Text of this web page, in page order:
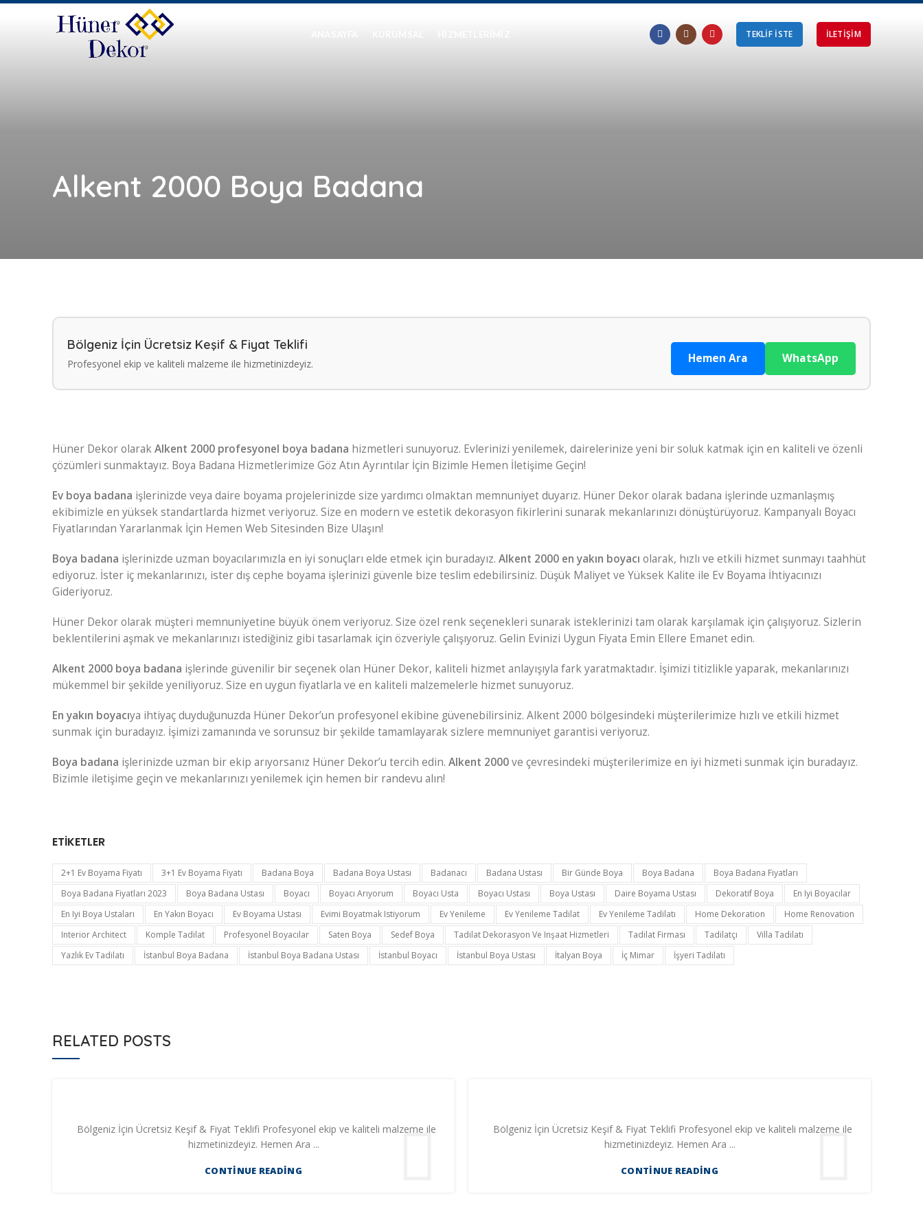
TEKLİF İSTE ILETIŞIM
Alkent 2000 Boya Badana
Bölgeniz İçin Ücretsiz Keşif & Fiyat Teklifi
Profesyonel ekip ve kaliteli malzeme ile hizmetinizdeyiz. Hemen Ara WhatsApp
Hüner Dekor olarakAlkent 2000 profesyonel boya badana hizmetleri sunuyoruz. Evlerinizi yenilemek, dairelerinize yeni bir soluk katmak için en kaliteli ve özenli
çözümleri sunmaktayız. Boya Badana Hizmetlerimize Göz Atın Ayrıntılar İçin Bizimle Hemen İletişime Geçin!
Ev boya badana işlerinizde veya daire boyama projelerinizde size yardımcı olmaktan memnuniyet duyarız. Hüner Dekor olarak badana işlerinde uzmanlaşmış
ekibimizle en yüksek standartlarda hizmet veriyoruz. Size en modern ve estetik dekorasyon fikirlerini sunarak mekanlarınızı dönüştürüyoruz. Kampanyalı Boyacı
Fiyatlarından Yararlanmak İçin Hemen Web Sitesinden Bize Ulaşın!
Boya badana işlerinizde uzman boyacılarımızla en iyi sonuçları elde etmek için buradayız. Alkent 2000 en yakın boyacı olarak, hızlı ve etkili hizmet sunmayı taahhüt
ediyoruz. İster iç mekanlarınızı, ister dış cephe boyama işlerinizi güvenle bize teslim edebilirsiniz. Düşük Maliyet ve Yüksek Kalite ile Ev Boyama İhtiyacınızı
Gideriyoruz.
Hüner Dekor olarak müşteri memnuniyetine büyük önem veriyoruz. Size özel renk seçenekleri sunarak isteklerinizi tam olarak karşılamak için çalışıyoruz. Sizlerin
beklentilerini aşmak ve mekanlarınızı istediğiniz gibi tasarlamak için özveriyle çalışıyoruz. Gelin Evinizi Uygun Fiyata Emin Ellere Emanet edin.
Alkent 2000 boya badana işlerinde güvenilir bir seçenek olan Hüner Dekor, kaliteli hizmet anlayışıyla fark yaratmaktadır. İşimizi titizlikle yaparak, mekanlarınızı
mükemmel bir şekilde yeniliyoruz. Size en uygun fiyatlarla ve en kaliteli malzemelerle hizmet sunuyoruz.
En yakın boyacıya ihtiyaç duyduğunuzda Hüner Dekor’un profesyonel ekibine güvenebilirsiniz. Alkent 2000 bölgesindeki müşterilerimize hızlı ve etkili hizmet
sunmak için buradayız. İşimizi zamanında ve sorunsuz bir şekilde tamamlayarak sizlere memnuniyet garantisi veriyoruz.
Boya badana işlerinizde uzman bir ekip arıyorsanız Hüner Dekor’u tercih edin. Alkent 2000ve çevresindeki müşterilerimize en iyi hizmeti sunmak için buradayız.
Bizimle iletişime geçin ve mekanlarınızı yenilemek için hemen bir randevu alın!
ETIKETLER
2+1 Ev Boyama Fiyatı 3+1 Ev Boyama Fiyatı Badana Boya Badana Boya Ustası Badanacı Badana Ustası Bir Günde Boya Boya Badana
Boya Badana Fiyatları
Boya Badana Fiyatları 2023
Boya Badana Ustası Boyacı Boyacı Arıyorum Boyacı Usta Boyacı Ustası Boya Ustası Daire Boyama Ustası Dekoratif Boya
En Iyi Boyacılar
En Iyi Boya Ustaları
En Yakın Boyacı Ev Boyama Ustası Evimi Boyatmak Istiyorum Ev Yenileme Ev Yenileme Tadilat Ev Yenileme Tadilatı Home Dekoration
Home Renovation
Interior Architect
Komple Tadilat Profesyonel Boyacılar Saten Boya Sedef Boya Tadilat Dekorasyon Ve Inşaat Hizmetleri Tadilat Firması Tadilatçı
Villa Tadilatı
Yazlık Ev Tadilatı
İstanbul Boya Badana İstanbul Boya Badana Ustası İstanbul Boyacı İstanbul Boya Ustası İtalyan Boya İç Mimar İşyeri Tadilatı
RELATED POSTS
Bölgeniz İçin Ücretsiz Keşif & Fiyat Teklifi Profesyonel ekip ve kaliteli malzeme ile
hizmetinizdeyiz. Hemen Ara ...
CONTINUE READING
Bölgeniz İçin Ücretsiz Keşif & Fiyat Teklifi Profesyonel ekip ve kaliteli malzeme ile
hizmetinizdeyiz. Hemen Ara ...
CONTINUE READING